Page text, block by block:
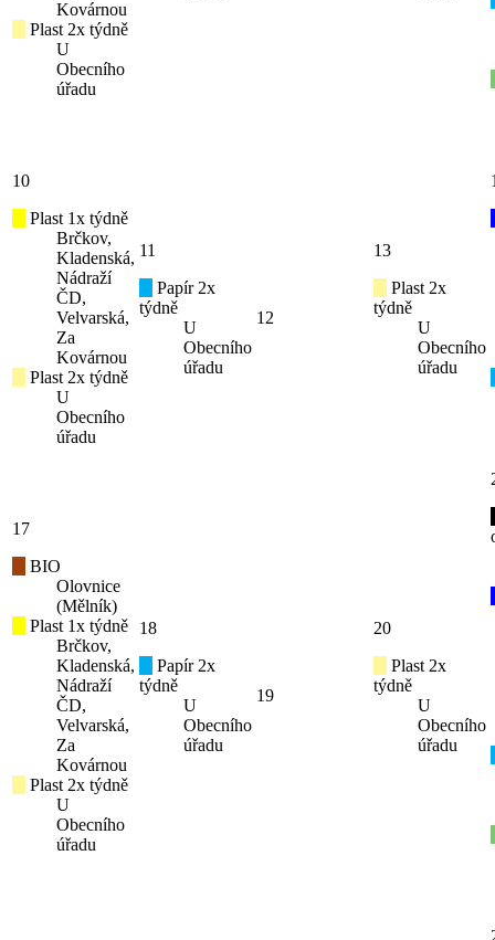
Kovárnou
Plast 2x týdně
U
Obecního
úřadu
10
Plast 1x týdně
Brčkov,
Kladenská,
Nádraží
ČD,
Velvarská,
Za
Kovárnou
Plast 2x týdně
U
Obecního
úřadu
11
Papír 2x
týdně
U
Obecního
úřadu
12
13
Plast 2x
týdně
U
Obecního
úřadu
17
BIO
Olovnice
(Mělník)
Plast 1x týdně
Brčkov,
Kladenská,
Nádraží
ČD,
Velvarská,
Za
Kovárnou
Plast 2x týdně
U
Obecního
úřadu
18
Papír 2x
týdně
U
Obecního
úřadu
19
20
Plast 2x
týdně
U
Obecního
úřadu